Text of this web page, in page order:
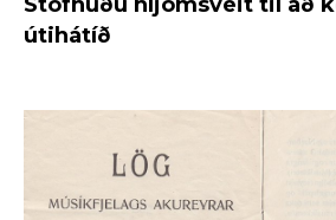
Stofnuðu hljómsveit til að
útihátíð